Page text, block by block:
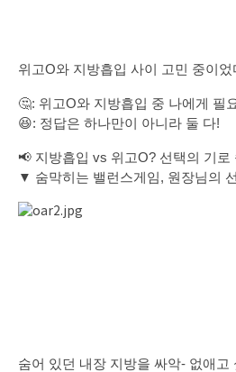
위고O와 지방흡입 사이 고민 중이
🤔: 위고O와 지방흡입 중 나에게 필
😆: 정답은 하나만이 아니라 둘 다!
📢 지방흡입 vs 위고O? 선택의 기로
▼ 숨막히는 밸런스게임, 원장님의
숨어 있던 내장 지방을 싸악- 없애고